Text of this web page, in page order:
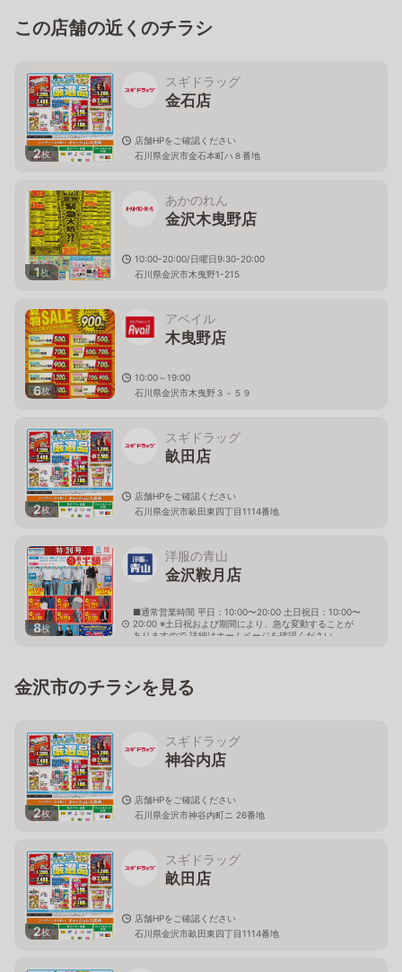
この店舗の近くのチラシ
2枚
スギドラッグ
金石店
店舗HPをご確認ください
石川県金沢市金石本町ハ８番地
1枚
あかのれん
金沢木曳野店
10:00-20:00/日曜日9:30-20:00
石川県金沢市木曳野1-215
6枚
アベイル
木曳野店
10:00～19:00
石川県金沢市木曳野３－５９
2枚
スギドラッグ
畝田店
店舗HPをご確認ください
石川県金沢市畝田東四丁目1114番地
8枚
洋服の青山
金沢鞍月店
■通常営業時間 平日：10:00〜20:00 土日祝日：10:00〜
20:00 ※土日祝および期間により、急な変動することが
ありますので 詳細はホームページを確認ください
金沢市のチラシを見る
2枚
スギドラッグ
神谷内店
店舗HPをご確認ください
石川県金沢市神谷内町ニ 26番地
2枚
スギドラッグ
畝田店
店舗HPをご確認ください
石川県金沢市畝田東四丁目1114番地